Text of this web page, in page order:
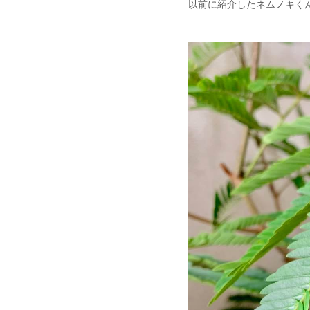
以前に紹介したネムノキく